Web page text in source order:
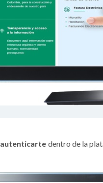
autenticarte dentro de la